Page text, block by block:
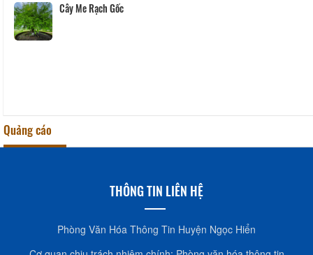
Cây Me Rạch Gốc
Quảng cáo
THÔNG TIN LIÊN HỆ
Phòng Văn Hóa Thông Tin Huyện Ngọc Hiển